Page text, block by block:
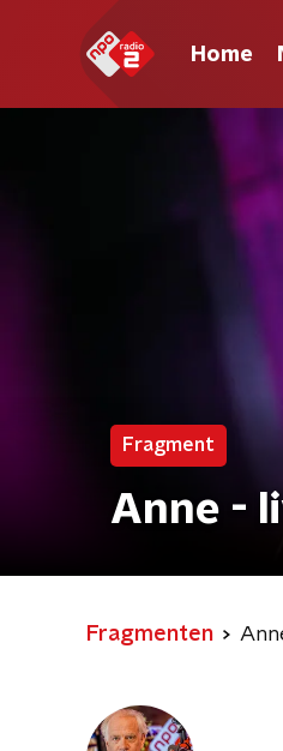
Home
Fragment
Anne -
Fragmenten